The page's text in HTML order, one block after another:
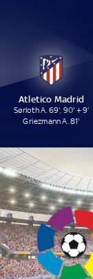
Atletico Madrid
Sørloth A. 69', 90' + 9'
Griezmann A. 81'